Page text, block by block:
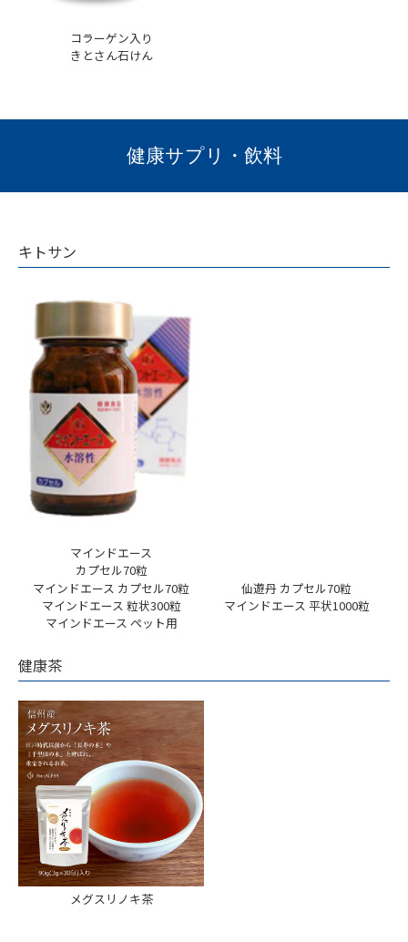
コラーゲン入り
きとさん石けん
健康サプリ・飲料
キトサン
マインドエース
カプセル70粒
マインドエース カプセル70粒
仙遊丹 カプセル70粒
マインドエース 粒状300粒
マインドエース 平状1000粒
マインドエース ペット用
健康茶
メグスリノキ茶